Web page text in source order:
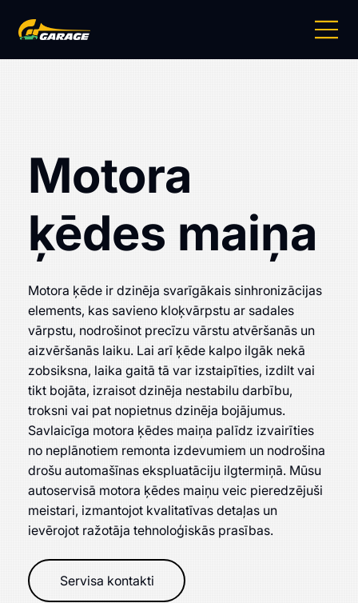
Motora
ķēdes maiņa
Motora ķēde ir dzinēja svarīgākais sinhronizācijas
elements, kas savieno kloķvārpstu ar sadales
vārpstu, nodrošinot precīzu vārstu atvēršanās un
aizvēršanās laiku. Lai arī ķēde kalpo ilgāk nekā
zobsiksna, laika gaitā tā var izstaipīties, izdilt vai
tikt bojāta, izraisot dzinēja nestabilu darbību,
troksni vai pat nopietnus dzinēja bojājumus.
Savlaicīga motora ķēdes maiņa palīdz izvairīties
no neplānotiem remonta izdevumiem un nodrošina
drošu automašīnas ekspluatāciju ilgtermiņā. Mūsu
autoservisā motora ķēdes maiņu veic pieredzējuši
meistari, izmantojot kvalitatīvas detaļas un
ievērojot ražotāja tehnoloģiskās prasības.
Servisa kontakti